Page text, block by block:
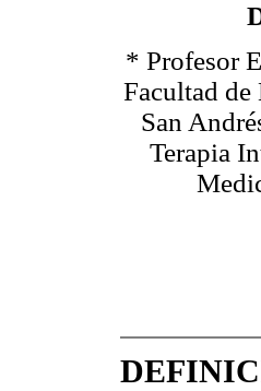
* Profesor
Facultad
San
Terapia